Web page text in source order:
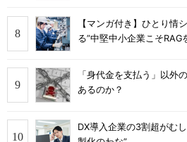
【マンガ付き】ひとり情
る”中堅中小企業こそRAG
「身代金を支払う」以外
あるのか？
DX導入企業の3割超がむ